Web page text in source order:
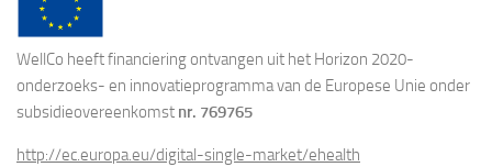
WellCo heeft financiering ontvangen uit het Horizon 2020-
onderzoeks- en innovatieprogramma van de Europese Unie onder
subsidieovereenkomst nr. 769765
http://ec.europa.eu/digital-single-market/ehealth